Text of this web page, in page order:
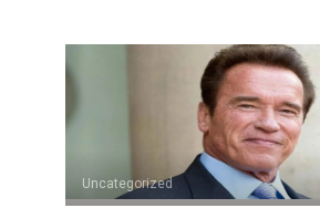
Uncategorized